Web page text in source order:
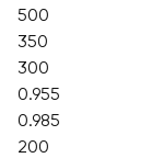
500
350
300
0.955
0.985
200